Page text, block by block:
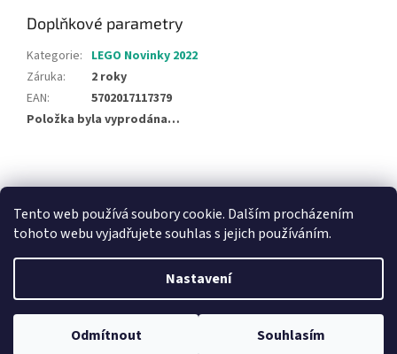
Tento web používá soubory cookie. Dalším procházením
tohoto webu vyjadřujete souhlas s jejich používáním.
Nastavení
Odmítnout Souhlasím
Doplňkové parametry
Kategorie: LEGO Novinky 2022
Záruka:
2 roky
EAN:
5702017117379
Položka byla vyprodána…
á
Vytvořil Shoptet
Copyright 2026Hračky Duba . Všechna práva vyhrazena.